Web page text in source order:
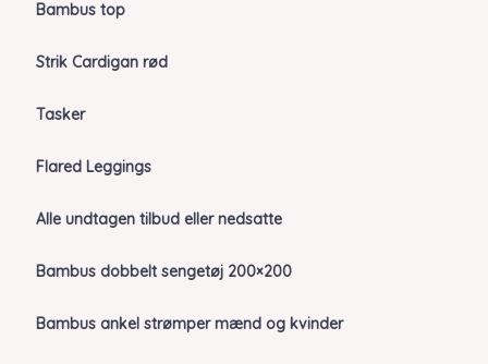
Bambus top
Strik Cardigan rød
Tasker
Flared Leggings
Alle undtagen tilbud eller nedsatte
Bambus dobbelt sengetøj 200×200
Bambus ankel strømper mænd og kvinder